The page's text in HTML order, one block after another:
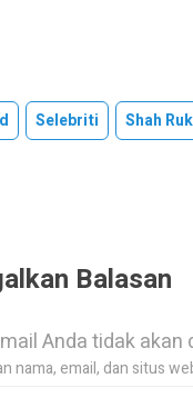
Selebriti Shah
Balasan
Anda tidak akan
nama, email, dan situs